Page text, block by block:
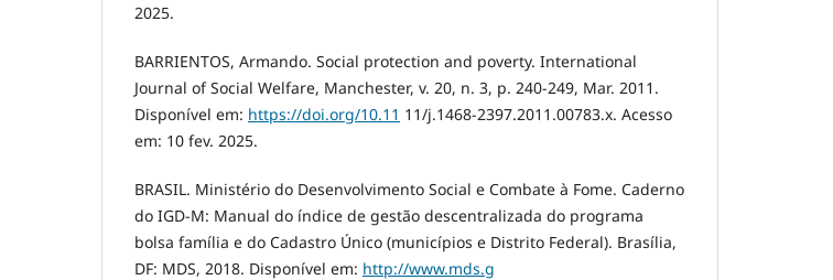
2025.
BARRIENTOS, Armando. Social protection and poverty. International
Journal of Social Welfare, Manchester, v. 20, n. 3, p. 240-249, Mar. 2011.
Disponível em: https://doi.org/10.11 11/j.1468-2397.2011.00783.x. Acesso
em: 10 fev. 2025.
BRASIL. Ministério do Desenvolvimento Social e Combate à Fome. Caderno
do IGD-M: Manual do índice de gestão descentralizada do programa
bolsa família e do Cadastro Único (municípios e Distrito Federal). Brasília,
DF: MDS, 2018. Disponível em: http://www.mds.g